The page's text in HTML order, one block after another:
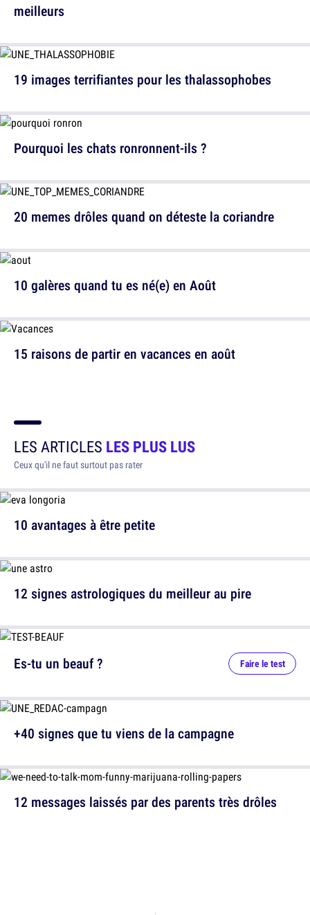
meilleurs
Pourquoi les chats ronronnent-ils ?
10 galères quand tu es né(e) en Août
19 images terrifiantes pour les thalassophobes
20 memes drôles quand on déteste la coriandre
15 raisons de partir en vacances en août
LES ARTICLES LES PLUS LUS
Ceux qu'il ne faut surtout pas rater
10 avantages à être petite
12 signes astrologiques du meilleur au pire
12 messages laissés par des parents très drôles
Es-tu un beauf ? Faire le test
+40 signes que tu viens de la campagne